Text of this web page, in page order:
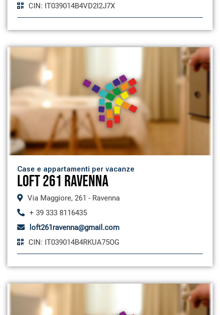
CIN: IT039014B4VD2I2J7X
Case e appartamenti per vacanze
LOFT 261 RAVENNA
Via Maggiore, 261 - Ravenna
+ 39 333 8116435
loft261ravenna@gmail.com
CIN: IT039014B4RKUA75OG